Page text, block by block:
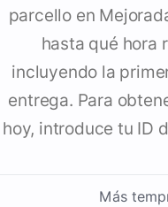
parcello en
hasta qué hora
incluyendo la
entrega. Para
hoy, introduce tu ID
Más